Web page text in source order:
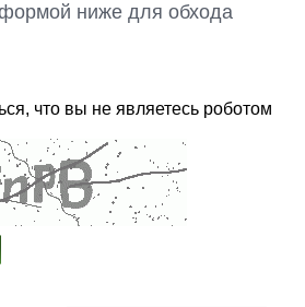
формой ниже для обхода
что вы не являетесь роботом